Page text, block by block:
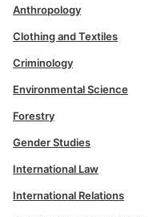
Anthropology
Clothing and Textiles
Criminology
Environmental Science
Forestry
Gender Studies
International Law
International Relations